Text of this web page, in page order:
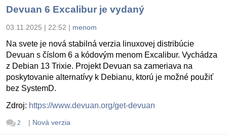
Devuan 6 Excalibur je vydaný
03.11.2025 | 22:52 | menom
Na svete je nová stabilná verzia linuxovej distribúcie
Devuan s číslom 6 a kódovým menom Excalibur. Vychádza
z Debian 13 Trixie. Projekt Devuan sa zameriava na
poskytovanie alternatívy k Debianu, ktorú je možné použiť
bez SystemD.
Zdroj: https://www.devuan.org/get-devuan
2 | Nová verzia